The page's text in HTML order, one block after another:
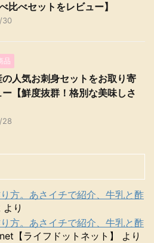
比べセットをレビュー】
30
品
人気お刺身セットをお取り寄
【鮮度抜群！格別な美味しさ
28
方。あさイチで紹介、牛乳と酢
より
方。あさイチで紹介、牛乳と酢
【ライフドットネット】
より